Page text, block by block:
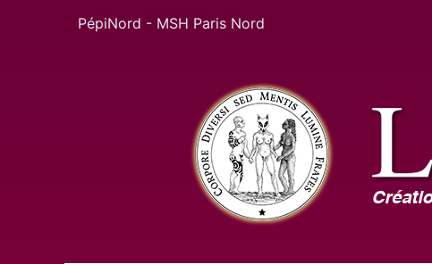
PépiNord - MSH Paris Nord